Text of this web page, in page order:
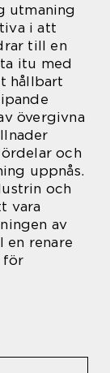
utmaning
i att
till en
itu med
hållbart
övergivna
och
uppnås.
och
vara
av
en renare
för